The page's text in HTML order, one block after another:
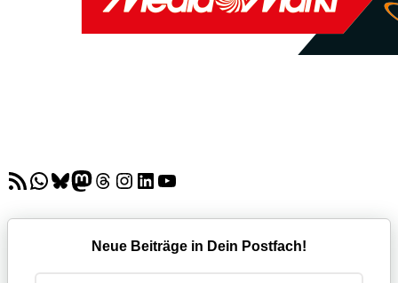
RSS-FeedWhatsApp
Bluesky
Mastodon
Threads
Instagram
LinkedIn
YouTube
Neue Beiträge in Dein Postfach!